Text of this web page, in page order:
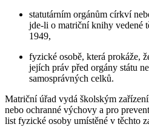
statutárním orgánům církví
jde-li o matriční knihy vedené
1949,
fyzické osobě, která prokáže,
jejích práv před orgány státu
samosprávných celků.
Matriční úřad vydá školským
nebo ochranné výchovy a pro
list fyzické osoby umístěné v těchto